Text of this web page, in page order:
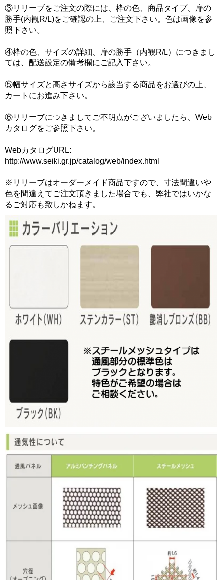
③リリーブをご注文の際には、枠の色、商品タイプ、扉の
勝手(内観R/L)をご確認の上、ご注文下さい。色は画像を参
照下さい。
④枠の色、サイズの詳細、扉の勝手（内観R/L）につきまし
ては、配送設定の備考欄にご記入下さい。
⑤幅サイズと高さサイズから該当する商品をお選びの上、
カートにお進み下さい。
⑥リリーブにつきましてご不明点がございましたら、Web
カタログをご参照下さい。
WebカタログURL:
http://www.seiki.gr.jp/catalog/web/index.html
※リリーブはオーダーメイド商品ですので、寸法間違いや
色を間違えてご注文頂きました場合でも、弊社ではいかな
るご対応も致しかねます。